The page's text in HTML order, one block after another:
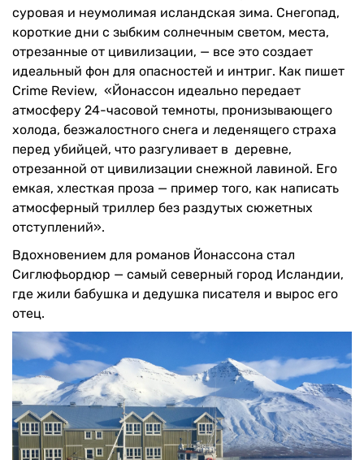
суровая и неумолимая исландская зима. Снегопад,
короткие дни с зыбким солнечным светом, места,
отрезанные от цивилизации, — все это создает
идеальный фон для опасностей и интриг. Как пишет
Crime Review, «Йонассон идеально передает
атмосферу 24-часовой темноты, пронизывающего
холода, безжалостного снега и леденящего страха
перед убийцей, что разгуливает в деревне,
отрезанной от цивилизации снежной лавиной. Его
емкая, хлесткая проза — пример того, как написать
атмосферный триллер без раздутых сюжетных
отступлений».
Вдохновением для романов Йонассона стал
Сиглюфьордюр — самый северный город Исландии,
где жили бабушка и дедушка писателя и вырос его
отец.